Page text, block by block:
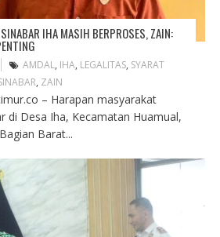
IHA MASIH BERPROSES, ZAIN:
AMDAL, IHA, LEGALITAS, SYARAT
, ZAIN
– Harapan masyarakat
di Desa Iha, Kecamatan Huamual,
Barat...